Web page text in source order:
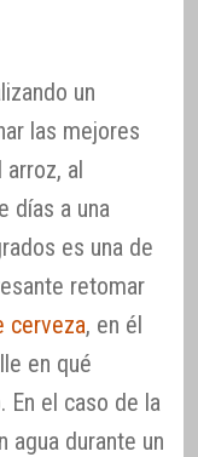
un
las mejores
al
días a una
es una de
retomar
cerveza, en él
en qué
el caso de la
agua durante un